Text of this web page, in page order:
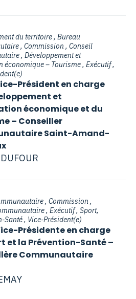
du territoire , Bureau
, Commission , Conseil
, Développement et
économique – Tourisme , Exécutif ,
Président en charge
et
économique et du
– Conseiller
Saint-Amand-
, Commission ,
, Exécutif , Sport,
Santé , Vice-Président(e)
Présidente en charge
et la Prévention-Santé –
Communautaire